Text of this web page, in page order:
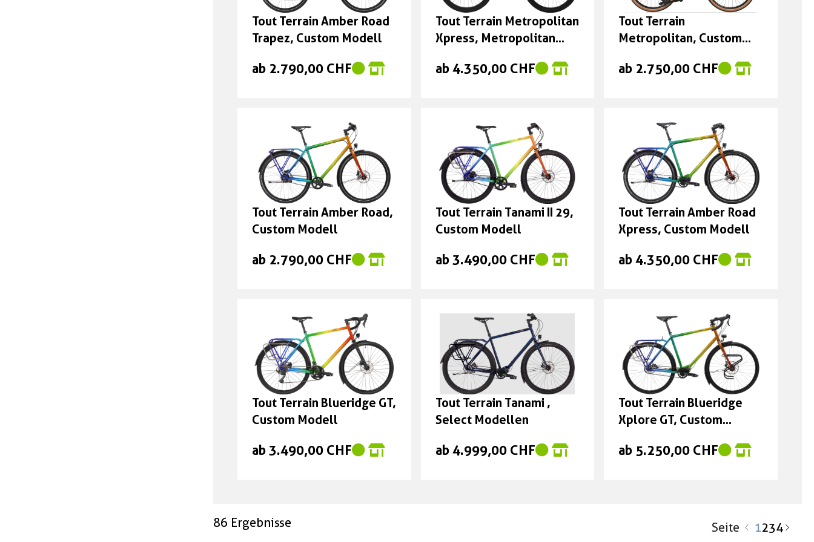
seasalt'n'pyrite Größe:
Trapeze 54 cm
Tout Terrain Amber Road
Trapez, Custom Modell
ab 2.790,00 CHF
Tout Terrain Metropolitan
Xpress, Metropolitan
Modell
ab 4.350,00 CHF
Tout Terrain
Metropolitan, Custom
ab 2.750,00 CHF
Tout Terrain Amber Road,
Custom Modell
ab 2.790,00 CHF
Tout Terrain Tanami II 29,
Custom Modell
ab 3.490,00 CHF
Tout Terrain Amber Road
Xpress, Custom Modell
ab 4.350,00 CHF
Tout Terrain Blueridge GT,
Custom Modell
ab 3.490,00 CHF
Tout Terrain Tanami ,
Select Modellen
ab 4.999,00 CHF
Tout Terrain Blueridge
Xplore GT, Custom
ab 5.250,00 CHF
86 Ergebnisse Seite 1234